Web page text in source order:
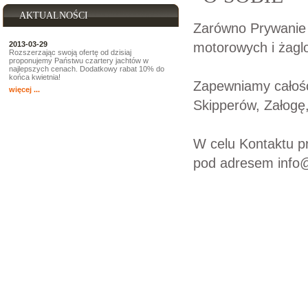
AKTUALNOŚCI
2013-03-29
Rozszerzając swoją ofertę od dzisiaj
proponujemy Państwu czartery jachtów w
najlepszych cenach. Dodatkowy rabat 10% do
końca kwietnia!
więcej ...
Zarówno
motorowych i
Zapewniamy
Skipperów,
W celu Kontaktu
pod adresem